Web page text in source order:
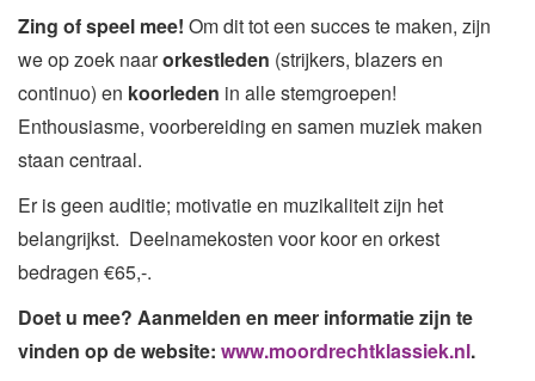
Zing of speel mee! Om dit tot een succes te maken, zijn
we op zoek naarorkestleden (strijkers, blazers en
continuo) en koorleden in alle stemgroepen!
Enthousiasme, voorbereiding en samen muziek maken
staan centraal.
Er is geen auditie; motivatie en muzikaliteit zijn het
belangrijkst. Deelnamekosten voor koor en orkest
bedragen €65,-.
Doet u mee? Aanmelden en meer informatie zijn te
vinden op de website: www.moordrechtklassiek.nl.